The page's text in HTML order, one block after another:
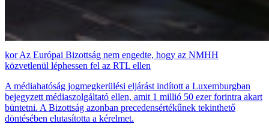
Az Európai Bizottság nem engedte, hogy az NMHH
közvetlenül léphessen fel az RTL ellen
A médiahatóság jogmegkerülési eljárást indított a Luxemburgban
bejegyzett médiaszolgáltató ellen, amit 1 millió 50 ezer forintra akart
büntetni. A Bizottság azonban precedensértékűnek tekinthető
döntésében elutasította a kérelmet.